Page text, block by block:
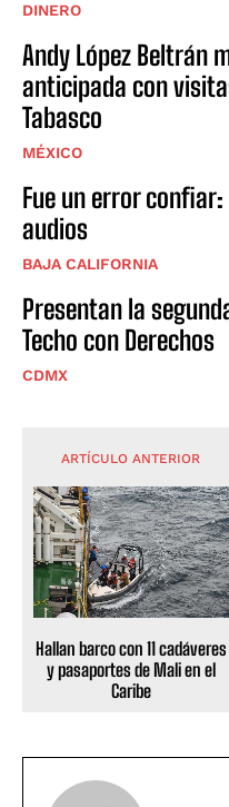
DINERO
Andy López Beltrán
anticipada con
Tabasco
MÉXICO
Fue un error
audios
BAJA CALIFORNIA
Presentan la
Techo con Derechos
CDMX
ARTÍCULO ANTERIOR
Hallan barco con 11 cadáveres
y pasaportes de Mali en el
Caribe